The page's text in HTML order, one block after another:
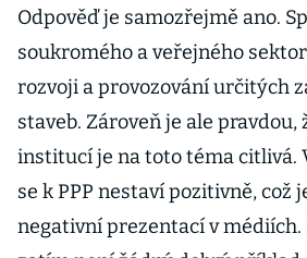
Odpověď je samozřejmě ano.
soukromého a veřejného
rozvoji a provozování určitých
staveb. Zároveň je ale pravdou,
institucí je na toto téma citlivá.
se k PPP nestaví pozitivně, což
negativní prezentací v